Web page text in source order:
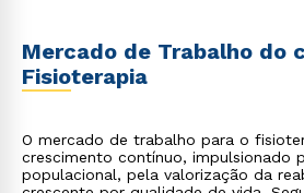
Fisioterapia Traumato-
lesões em ossos, músculos,
articulações;
Fisioterapia Cardiorrespiratória
em campos de estágio de
Fisioterapia em Neurologia:
como AVC, lesões medulares e
Mercado de Trabalho do
Fisioterapia
O mercado de trabalho para o
crescimento contínuo, impulsionado
populacional, pela valorização da